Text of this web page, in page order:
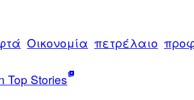
Οικονομία πετρέλαιο
Top Stories